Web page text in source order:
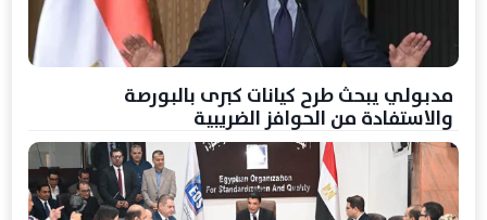
مدبولي يبحث طرح كيانات كبرى بالبورصة
والاستفادة من الحوافز الضريبية